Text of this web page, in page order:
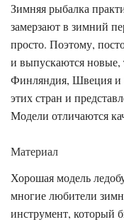
Зимняя рыбалка
замерзают в зимний
просто. Поэтому,
и выпускаются новые,
Финляндия, Швеция и
этих стран и
Модели отличаются
Материал
Хорошая модель
многие любители
инструмент, который